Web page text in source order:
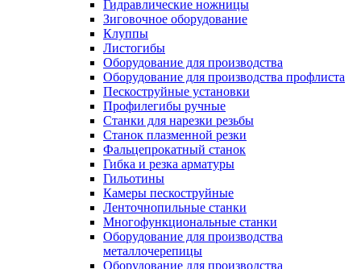
Гидравлические ножницы
Зиговочное оборудование
Клуппы
Листогибы
Оборудование для производства
Оборудование для производства профлиста
Пескоструйные установки
Профилегибы ручные
Станки для нарезки резьбы
Станок плазменной резки
Фальцепрокатный станок
Гибка и резка арматуры
Гильотины
Камеры пескоструйные
Ленточнопильные станки
Многофункциональные станки
Оборудование для производства
металлочерепицы
Оборудование для производства